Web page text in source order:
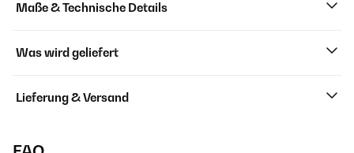
Maße & Technische Details
Was wird geliefert
Lieferung & Versand